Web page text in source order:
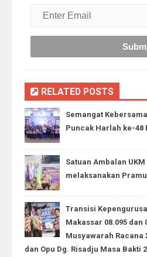
RELATED POSTS
Semangat
Puncak Harlah ke-48
Satuan Ambalan
melaksanakan
Transisi
Makassar 08.095 dan
Musyawarah Racana
dan Opu Dg. Risadju Masa Bakti